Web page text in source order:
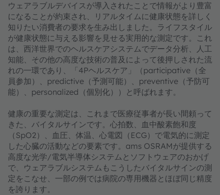
ウェアラブルデバイスが導入されたことで情報がより豊富
になることが約束され、リアルタイムに健康状態を詳しく
知りたい消費者の要求を生み出しました。ライフスタイル
が健康状態に与える影響を見せる実用的な測定です。これ
は、西洋世界でのヘルスケアシステムでデータ分析、人工
知能、その他の高度な技術の普及によって後押しされた流
れの一環であり、「4Pヘルスケア」（participative（全
員参加）、predictive（予測可能）、preventive（予防可
能）、personalized（個別化））と呼ばれます。
健康の重要な測定は、これまで医療従事者が長い間頼って
きた、バイタルサインです。心拍数、血中酸素飽和度
（SpO2）、血圧、体温、心電図（ECG）で電気的に測定
した心臓の活動などの要素です。ams OSRAMが提供する
高度な光学/電気半導体システムとソフトウェアのおかげ
で、ウェアラブルシステムもこうしたバイタルサインの測
定をこなせ、一部の例では病院の専用機器とほぼ同じ精度
を誇ります。